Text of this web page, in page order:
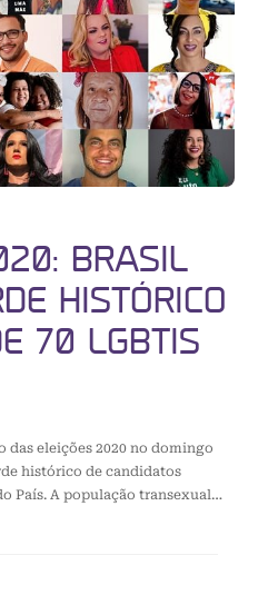
BRASIL
HISTÓRICO
70 LGBTIS
eleições 2020 no domingo
histórico de candidatos
País. A população transexual…